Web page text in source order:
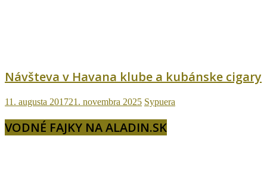
Návšteva v Havana klube a kubánske cigary
11. augusta 201721. novembra 2025 Sypuera
VODNÉ FAJKY NA ALADIN.SK